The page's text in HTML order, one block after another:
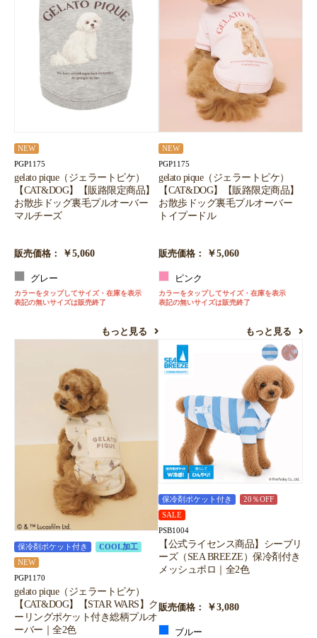
NEW
PGP1175
gelato pique（ジェラートピケ）
【CAT&DOG】【販路限定商品】
お散歩ドッグ裏毛プルオーバー
マルチーズ
販売価格： ￥5,060
グレー
カラーをタップしてサイズ・在庫を表示
表記の無いサイズは販売終了
もっと見る
NEW
PGP1175
gelato pique（ジェラートピケ）
【CAT&DOG】【販路限定商品】
お散歩ドッグ裏毛プルオーバー
トイプードル
販売価格： ￥5,060
ピンク
カラーをタップしてサイズ・在庫を表示
表記の無いサイズは販売終了
もっと見る
保冷剤ポケット付き
COOL加工
NEW
PGP1170
gelato pique（ジェラートピケ）
【CAT&DOG】【STAR WARS】ク
ーリングポケット付き総柄プルオ
ーバー｜全2色
保冷剤ポケット付き
20％OFF
SALE
PSB1004
【公式ライセンス商品】シーブリ
ーズ（SEA BREEZE）保冷剤付き
メッシュポロ｜全2色
販売価格： ￥3,080
ブルー